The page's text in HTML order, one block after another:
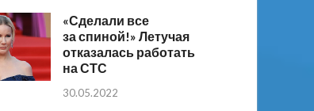
«Сделали все
за спиной!» Летучая
отказалась работать
на СТС
30.05.2022